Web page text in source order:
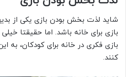
شاید لذت بخش بودن بازی یکی از
بازی برای خانه باشد. اما حقیقتا
بازی فکری در خانه برای کودکان، به
کنند.